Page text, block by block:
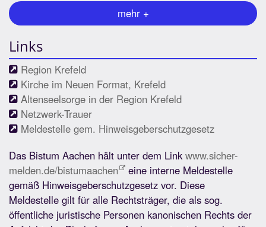
mehr +
Links
Region Krefeld
Kirche im Neuen Format, Krefeld
Altenseelsorge in der Region Krefeld
Netzwerk-Trauer
Meldestelle gem. Hinweisgeberschutzgesetz
Das Bistum Aachen hält unter dem Linkwww.sicher-
melden.de/bistumaachen
eine interne Meldestelle
gemäß Hinweisgeberschutzgesetz vor. Diese
Meldestelle gilt für alle Rechtsträger, die als sog.
öffentliche juristische Personen kanonischen Rechts der